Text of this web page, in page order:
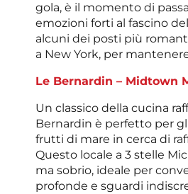
gola, è il momento di
emozioni forti al fascino
alcuni dei posti più
a New York, per
Le Bernardin – Midtown
Un classico della cucina
Bernardin è perfetto per
frutti di mare in cerca di
Questo locale a 3 stelle
ma sobrio, ideale per
profonde e sguardi